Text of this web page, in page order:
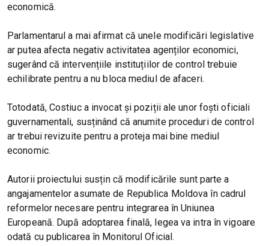
economică.
Parlamentarul a mai afirmat că unele modificări legislative
ar putea afecta negativ activitatea agenților economici,
sugerând că intervențiile instituțiilor de control trebuie
echilibrate pentru a nu bloca mediul de afaceri.
Totodată, Costiuc a invocat și poziții ale unor foști oficiali
guvernamentali, susținând că anumite proceduri de control
ar trebui revizuite pentru a proteja mai bine mediul
economic.
Autorii proiectului susțin că modificările sunt parte a
angajamentelor asumate de Republica Moldova în cadrul
reformelor necesare pentru integrarea în Uniunea
Europeană. După adoptarea finală, legea va intra în vigoare
odată cu publicarea în Monitorul Oficial.